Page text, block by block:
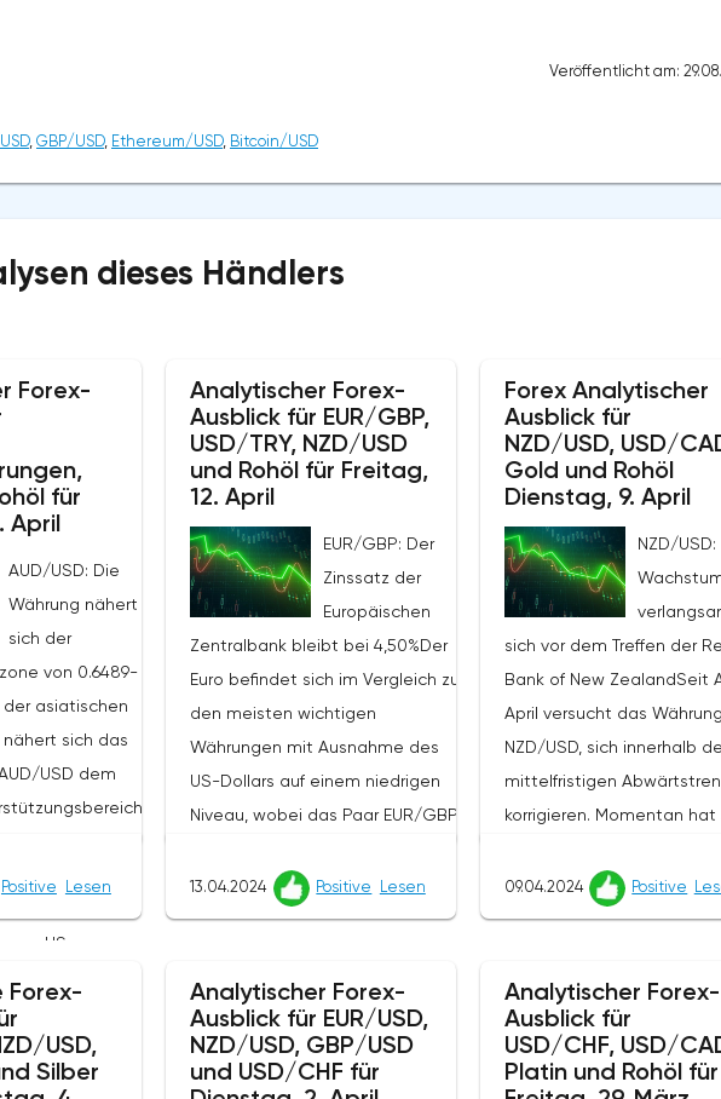
Veröffentlicht am:
, GBP/USD, Ethereum/USD, Bitcoin/USD
dieses Händlers
Forex-
für
April
AUD/USD: Die
Währung nähert
sich der
von 0.6489-
der asiatischen
sich das
USD dem
US-Statistiken.Die
geprägt von der
US-
Dollars auf dem
Der US-
stieg im
Positive Lesen
Analytischer Forex-
Ausblick für EUR/GBP,
USD/TRY, NZD/USD
und Rohöl für Freitag,
12. April
EUR/GBP: Der
Zinssatz der
Europäischen
Zentralbank bleibt bei 4,50%Der
Euro befindet sich im Vergleich zu
den meisten wichtigen
Währungen mit Ausnahme des
US-Dollars auf einem niedrigen
Niveau, wobei das Paar EUR/GBP
Korrekturbewegung zeigt und sich
bei 0.8541 befindet.Auf der
Europäischen Zentralbank (EZB)
ließen die Beamten die Leitzinsen
wie erwartet unverändert
(Leitzins 4,50%, Marginsatz 4,75%,
13.04.2024 Positive Lesen
Forex Analytischer
Ausblick für
NZD/USD, USD/
Gold und Rohöl
Dienstag, 9. April
NZD/
sich vor dem Treffen der
Bank of New ZealandSeit
April versucht das
NZD/USD, sich innerhalb
mittelfristigen
korrigieren. Momentan hat
0.6042 (Murray-Niveau [2/
verlangsamt, in Erwartung
Sitzung der Reserve Bank
Zealand und der
bevorstehenden
Veröffentlichung der US-
09.04.2024 Positive
Forex-
USD,
Silber
Analytischer Forex-
Ausblick für EUR/USD,
NZD/USD, GBP/USD
und USD/CHF für
Analytischer Forex-
Ausblick für
USD/CHF, USD/
Platin und Rohöl für